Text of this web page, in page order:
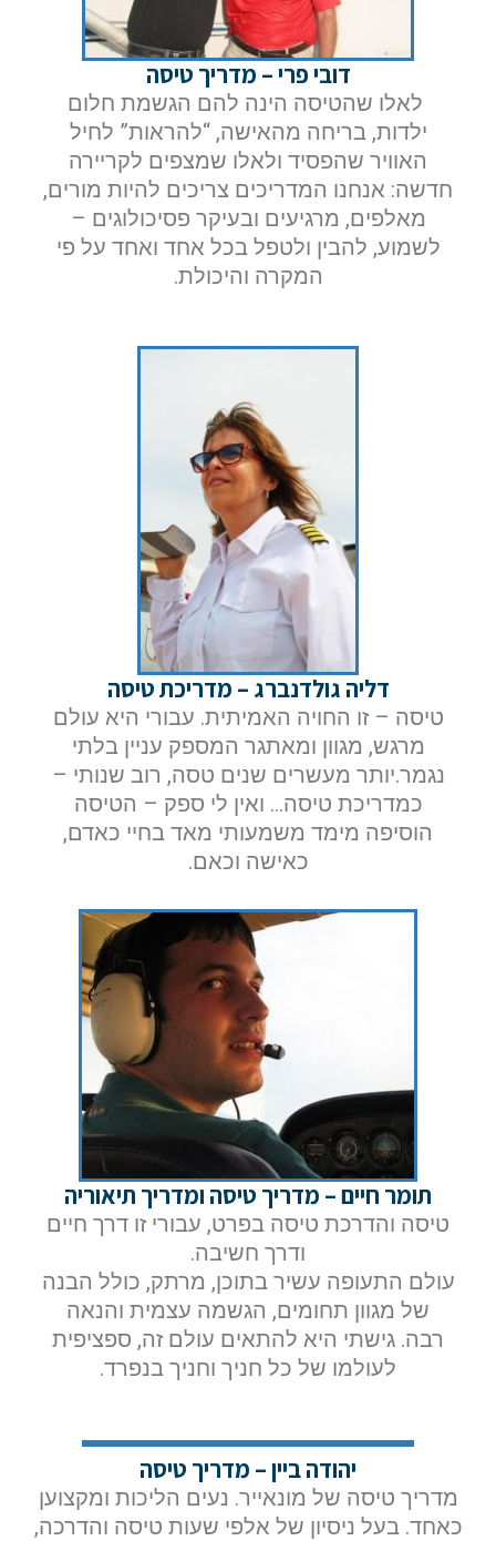
דובי פרי – מדריך טיסה
לאלו שהטיסה הינה להם הגשמת חלום
ילדות, בריחה מהאישה, “להראות” לחיל
האוויר שהפסיד ולאלו שמצפים לקריירה
חדשה: אנחנו המדריכים צריכים להיות מורים,
מאלפים, מרגיעים ובעיקר פסיכולוגים –
לשמוע, להבין ולטפל בכל אחד ואחד על פי
המקרה והיכולת.
דליה גולדנברג – מדריכת טיסה
טיסה – זו החויה האמיתית. עבורי היא עולם
מרגש, מגוון ומאתגר המספק עניין בלתי
נגמר.יותר מעשרים שנים טסה, רוב שנותי –
כמדריכת טיסה… ואין לי ספק – הטיסה
הוסיפה מימד משמעותי מאד בחיי כאדם,
כאישה וכאם.
תומר חיים – מדריך טיסה ומדריך תיאוריה
טיסה והדרכת טיסה בפרט, עבורי זו דרך חיים
ודרך חשיבה.
עולם התעופה עשיר בתוכן, מרתק, כולל הבנה
של מגוון תחומים, הגשמה עצמית והנאה
רבה. גישתי היא להתאים עולם זה, ספציפית
לעולמו של כל חניך וחניך בנפרד.
יהודה ביין – מדריך טיסה
מדריך טיסה של מונאייר. נעים הליכות ומקצוען
כאחד. בעל ניסיון של אלפי שעות טיסה והדרכה,
דוא"ל
טלפון
שלח הודעה